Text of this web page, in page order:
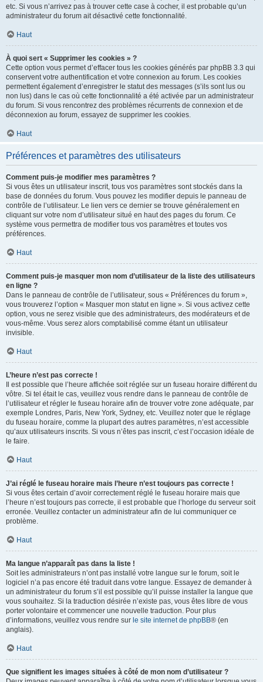
etc. Si vous n’arrivez pas à trouver cette case à cocher, il est probable qu’un
administrateur du forum ait désactivé cette fonctionnalité.
Haut
À quoi sert « Supprimer les cookies » ?
Cette option vous permet d’effacer tous les cookies générés par phpBB 3.3 qui
conservent votre authentification et votre connexion au forum. Les cookies
permettent également d’enregistrer le statut des messages (s’ils sont lus ou
non lus) dans le cas où cette fonctionnalité a été activée par un administrateur
du forum. Si vous rencontrez des problèmes récurrents de connexion et de
déconnexion au forum, essayez de supprimer les cookies.
Haut
Préférences et paramètres des utilisateurs
Comment puis-je modifier mes paramètres ?
Si vous êtes un utilisateur inscrit, tous vos paramètres sont stockés dans la
base de données du forum. Vous pouvez les modifier depuis le panneau de
contrôle de l’utilisateur. Le lien vers ce dernier se trouve généralement en
cliquant sur votre nom d’utilisateur situé en haut des pages du forum. Ce
système vous permettra de modifier tous vos paramètres et toutes vos
préférences.
Haut
Comment puis-je masquer mon nom d’utilisateur de la liste des utilisateurs
en ligne ?
Dans le panneau de contrôle de l’utilisateur, sous « Préférences du forum »,
vous trouverez l’option « Masquer mon statut en ligne ». Si vous activez cette
option, vous ne serez visible que des administrateurs, des modérateurs et de
vous-même. Vous serez alors comptabilisé comme étant un utilisateur
invisible.
Haut
L’heure n’est pas correcte !
Il est possible que l’heure affichée soit réglée sur un fuseau horaire différent du
vôtre. Si tel était le cas, veuillez vous rendre dans le panneau de contrôle de
l’utilisateur et régler le fuseau horaire afin de trouver votre zone adéquate, par
exemple Londres, Paris, New York, Sydney, etc. Veuillez noter que le réglage
du fuseau horaire, comme la plupart des autres paramètres, n’est accessible
qu’aux utilisateurs inscrits. Si vous n’êtes pas inscrit, c’est l’occasion idéale de
le faire.
Haut
J’ai réglé le fuseau horaire mais l’heure n’est toujours pas correcte !
Si vous êtes certain d’avoir correctement réglé le fuseau horaire mais que
l’heure n’est toujours pas correcte, il est probable que l’horloge du serveur soit
erronée. Veuillez contacter un administrateur afin de lui communiquer ce
problème.
Haut
Ma langue n’apparaît pas dans la liste !
Soit les administrateurs n’ont pas installé votre langue sur le forum, soit le
logiciel n’a pas encore été traduit dans votre langue. Essayez de demander à
un administrateur du forum s’il est possible qu’il puisse installer la langue que
vous souhaitez. Si la traduction désirée n’existe pas, vous êtes libre de vous
porter volontaire et commencer une nouvelle traduction. Pour plus
d’informations, veuillez vous rendre sur le site internet de phpBB® (en
anglais).
Haut
Que signifient les images situées à côté de mon nom d’utilisateur ?